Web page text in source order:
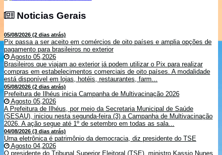
Noticias Gerais
05/08/2026 (2 dias atrás)
Pix passa a ser aceito em comércios de oito países e amplia opções de
pagamento para brasileiros no exterior
Agosto 05,2026
Brasileiros que viajam ao exterior já podem utilizar o Pix para realizar
compras em estabelecimentos comerciais de oito países. A modalidade
está disponível em lojas, hotéis, restaurantes, farm...
05/08/2026 (2 dias atrás)
Prefeitura de Ilhéus inicia Campanha de Multivacinação 2026
Agosto 05,2026
A Prefeitura de Ilhéus, por meio da Secretaria Municipal de Saúde
(SESAU), iniciou nesta segunda-feira (3) a Campanha de Multivacinação
2026. A ação segue até 1º de setembro em todas as sala...
04/08/2026 (3 dias atrás)
Urna eletrônica é patrimônio da democracia, diz presidente do TSE
Agosto 04,2026
O presidente do Tribunal Superior Eleitoral (TSE), ministro Kassio Nunes